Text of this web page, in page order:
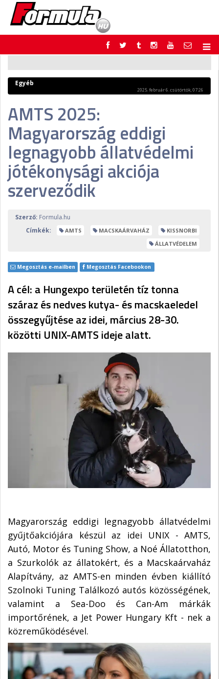
FORMULA
MOTOR
PODCAST
LIVE
TIPPJÁTÉK
DIGITÁLIS MAGAZIN
PONTÁLLÁSOK
VERSENYNAPTÁRAK
Egyéb
2025. február 6. csütörtök, 07:26
AMTS 2025:
Magyarország eddigi
legnagyobb állatvédelmi
jótékonysági akciója
szerveződik
Szerző: Formula.hu
Címkék:
AMTS MACSKAÁRVAHÁZ
KISSNORBI
ÁLLATVÉDELEM
Megosztás e-mailben Megosztás Facebookon
A cél: a Hungexpo területén tíz tonna
száraz és nedves kutya- és macskaeledel
összegyűjtése az idei, március 28-30.
közötti UNIX-AMTS ideje alatt.
Magyarország eddigi legnagyobb állatvédelmi
gyűjtőakciójára készül az idei UNIX - AMTS,
Autó, Motor és Tuning Show, a Noé Állatotthon,
a Szurkolók az állatokért, és a Macskaárvaház
Alapítvány, az AMTS-en minden évben kiállító
Szolnoki Tuning Találkozó autós közösségének,
valamint a Sea-Doo és Can-Am márkák
importőrének, a Jet Power Hungary Kft - nek a
közreműködésével.